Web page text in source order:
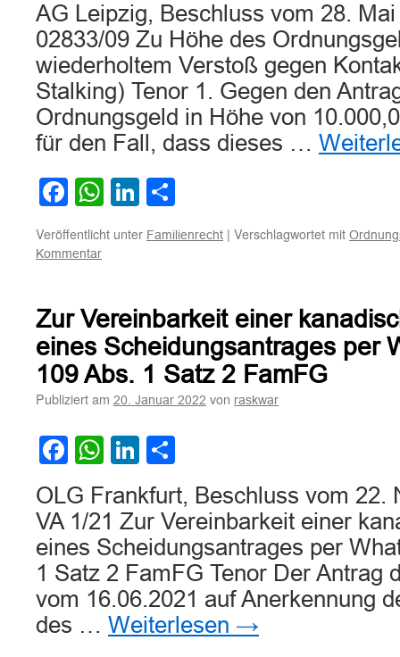
AG Leipzig, Beschluss vom 28.
02833/09 Zu Höhe des
wiederholtem Verstoß gegen
Stalking) Tenor 1. Gegen den
Ordnungsgeld in Höhe von
für den Fall, dass dieses …
Facebook
WhatsApp
LinkedIn
Veröffentlicht unter Familienrecht | Verschlagwortet mit
Kommentar
Zur Vereinbarkeit einer
eines Scheidungsantrages per
109 Abs. 1 Satz 2 FamFG
Publiziert am 20. Januar 2022 von raskwar
Facebook
WhatsApp
LinkedIn
OLG Frankfurt, Beschluss vom 22.
VA 1/21 Zur Vereinbarkeit einer
eines Scheidungsantrages per
1 Satz 2 FamFG Tenor Der Antrag
vom 16.06.2021 auf Anerkennung
des … Weiterlesen →